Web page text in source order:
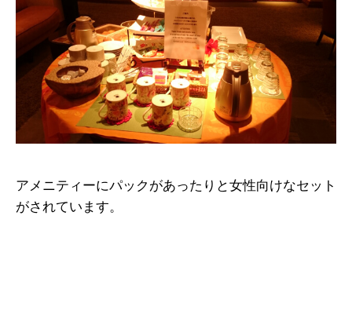
アメニティーにパックがあったりと女性向けなセット
がされています。